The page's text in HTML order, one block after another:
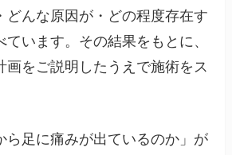
どんな原因が・どの程度存在す
ています。その結果をもとに、
画をご説明したうえで施術をス
ら足に痛みが出ているのか」が